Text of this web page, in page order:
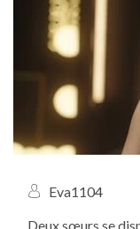
Eva1104
Deux sœurs se